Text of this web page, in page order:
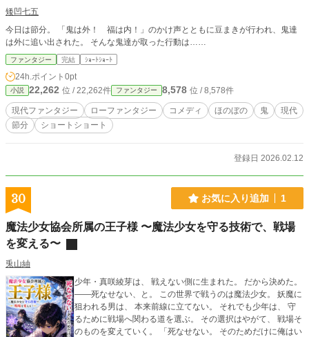
矮凹七五
今日は節分。 「鬼は外！ 福は内！」のかけ声とともに豆まきが行われ、鬼達
は外に追い出された。 そんな鬼達が取った行動は……
ファンタジー 完結 ｼｮｰﾄｼｮｰﾄ
24h.ポイント 0pt
小説 22,262 位 / 22,262件 ファンタジー 8,578 位 / 8,578件
現代ファンタジー ローファンタジー コメディ ほのぼの 鬼
現代
節分
ショートショート
登録日 2026.02.12
30 お気に入り追加 1
魔法少女協会所属の王子様 〜魔法少女を守る技術で、戦場
を変える〜
兎山紬
少年・真咲綾芽は、 戦えない側に生まれた。 だから決めた。
――死なせない、と。 この世界で戦うのは魔法少女。 妖魔に
狙われる男は、 本来前線に立てない。 それでも少年は、 守
るために戦場へ関わる道を選ぶ。 その選択はやがて、 戦場そ
のものを変えていく。 「死なせない。 そのためだけに俺はい